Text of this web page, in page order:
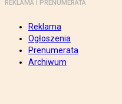
REKLAMA I PRENUMERATA
Reklama
Ogłoszenia
Prenumerata
Archiwum